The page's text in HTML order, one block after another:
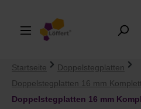
Startseite
Doppelstegplatten
Doppelstegplatten 16 mm
Doppelstegplatten 16 mm